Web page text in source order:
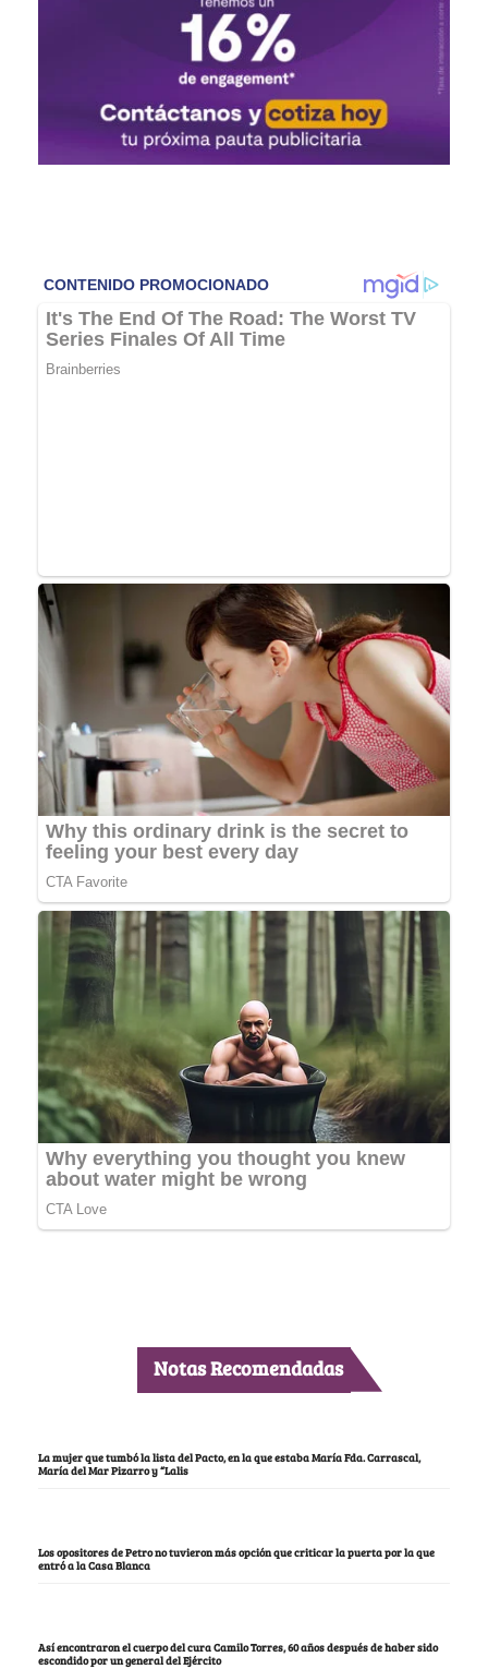
Notas Recomendadas
La mujer que tumbó la lista del Pacto, en la que estaba María Fda. Carrascal,
María del Mar Pizarro y “Lalis
Los opositores de Petro no tuvieron más opción que criticar la puerta por la que
entró a la Casa Blanca
Así encontraron el cuerpo del cura Camilo Torres, 60 años después de haber sido
escondido por un general del Ejército